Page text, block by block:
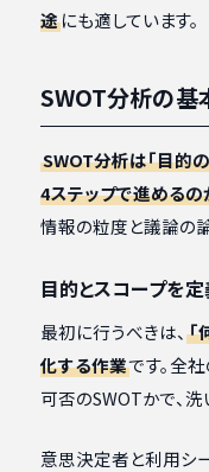
途にも適しています。
SWOT分析の基
SWOT分析は「目
4ステップで進めるの
情報の粒度と議論の
目的とスコープを定
最初に行うべきは、
化する作業です。全
可否のSWOTかで、
意思決定者と利用シ